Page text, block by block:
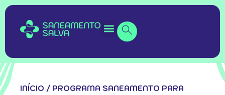
INÍCIO / PROGRAMA SANEAMENTO PARA